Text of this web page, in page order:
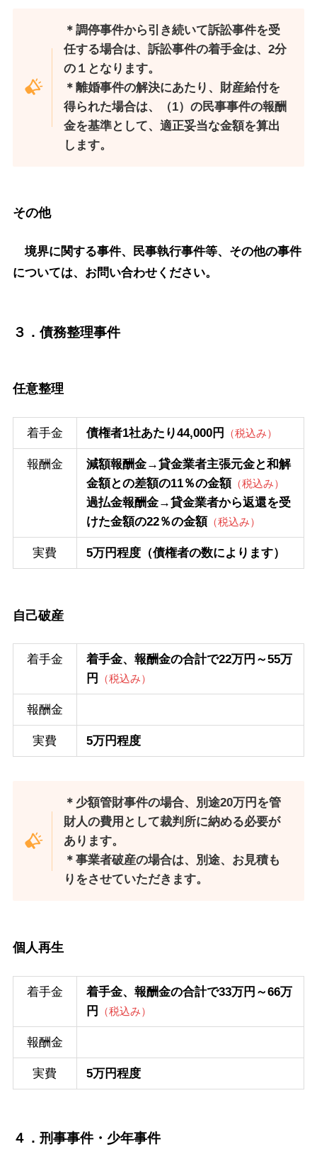
＊調停事件から引き続いて訴訟事件を受
任する場合は、訴訟事件の着手金は、2分
の１となります。
＊離婚事件の解決にあたり、財産給付を
得られた場合は、（1）の民事事件の報酬
金を基準として、適正妥当な金額を算出
します。
その他
境界に関する事件、民事執行事件等、その他の事件
については、お問い合わせください。
３．債務整理事件
任意整理
着手金 債権者1社あたり44,000円 （税込み）
報酬金
減額報酬金→貸金業者主張元金と和解
金額との差額の11％の金額（税込み）
過払金報酬金→貸金業者から返還を受
けた金額の22％の金額（税込み）
実費 5万円程度（債権者の数によります）
自己破産
着手金
着手金、報酬金の合計で22万円～55万
円
（税込み）
報酬金
実費 5万円程度
＊少額管財事件の場合、別途20万円を管
財人の費用として裁判所に納める必要が
あります。
＊事業者破産の場合は、別途、お見積も
りをさせていただきます。
個人再生
着手金
着手金、報酬金の合計で33万円～66万
円
（税込み）
報酬金
実費 5万円程度
４．刑事事件・少年事件